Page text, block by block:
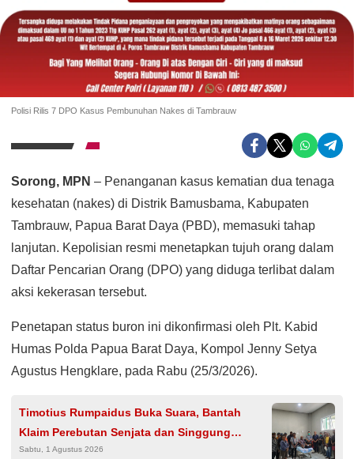
Polisi Rilis 7 DPO Kasus Pembunuhan Nakes di Tambrauw
Sorong, MPN – Penanganan kasus kematian dua tenaga
kesehatan (nakes) di Distrik Bamusbama, Kabupaten
Tambrauw, Papua Barat Daya (PBD), memasuki tahap
lanjutan. Kepolisian resmi menetapkan tujuh orang dalam
Daftar Pencarian Orang (DPO) yang diduga terlibat dalam
aksi kekerasan tersebut.
Penetapan status buron ini dikonfirmasi oleh Plt. Kabid
Humas Polda Papua Barat Daya, Kompol Jenny Setya
Agustus Hengklare, pada Rabu (25/3/2026).
Timotius Rumpaidus Buka Suara, Bantah
Klaim Perebutan Senjata dan Singgung
Hubungan Kodaeral XIV–CV Prima Papua
Sabtu, 1 Agustus 2026